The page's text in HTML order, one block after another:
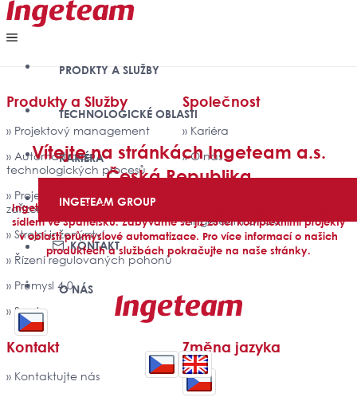
PRODKTY A SLUŽBY
TECHNOLOGICKÉ OBLASTI
KARIÉRA
INGETEAM GROUP
KONTAKT
O NÁS
Produkty a Služby
» Projektový management
» Automatizace
technologických procesů
» Projektování elektrických
zařízení
» Strojní inženýrství
» Řízení regulovaných pohonů
» Průmysl 4.0
» Servis
Společnost
» Kariéra
» O nás
» Politika kvality, EMS a SM
» Ingeteam GROUP
Kontakt
» Kontaktujte nás
Změna jazyka
Vítejte na stránkách Ingeteam a.s.
Česká Republika
Ingeteam a.s. je členem mezinárodní skupiny Ingeteam Group se
sídlem ve Španělsku. Zabýváme se již 25 let komplexními projekty
v oblasti průmyslové automatizace. Pro více informací o našich
produktech a službách pokračujte na naše stránky.